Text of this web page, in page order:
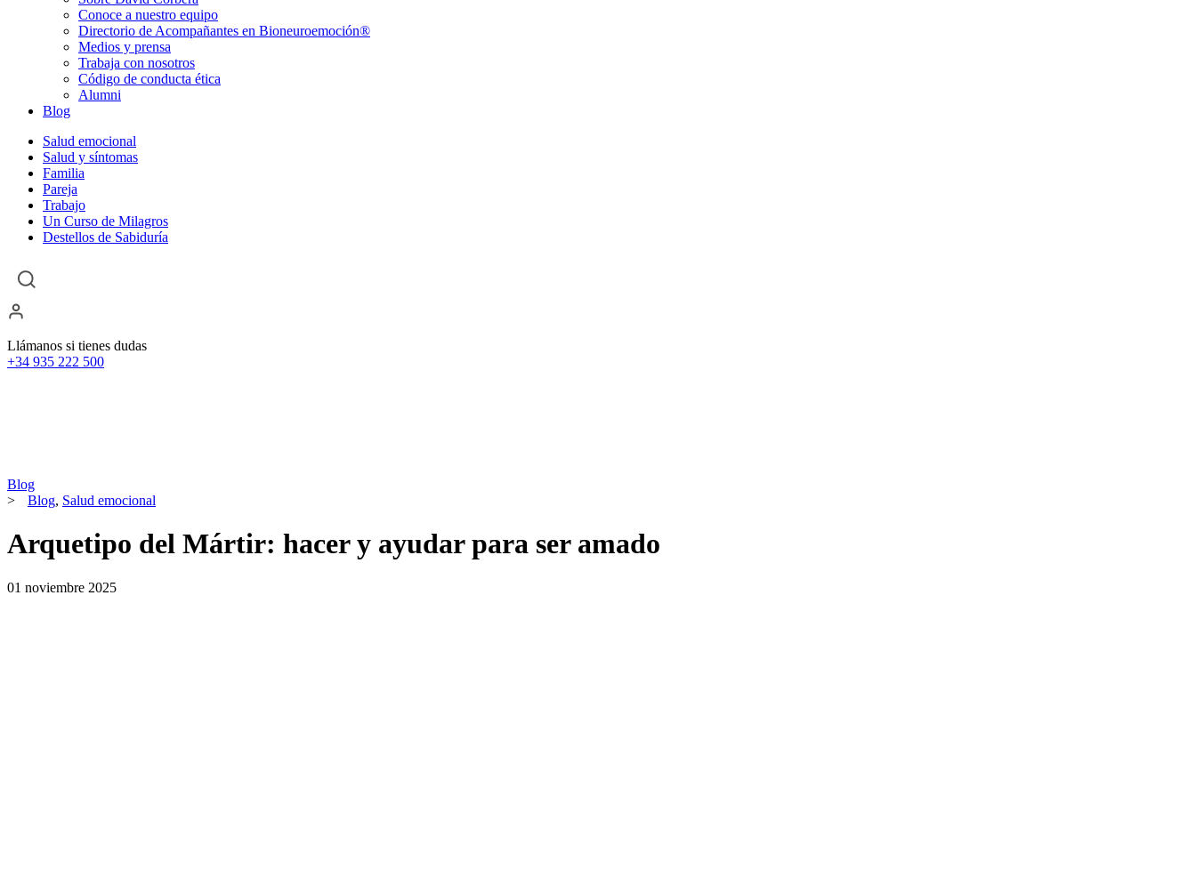
Conoce a nuestro equipo
Directorio de Acompañantes en Bioneuroemoción®
Medios y prensa
Trabaja con nosotros
Código de conducta ética
Alumni
Blog
Salud emocional
Salud y síntomas
Familia
Pareja
Trabajo
Un Curso de Milagros
Destellos de Sabiduría
Llámanos si tienes dudas
+34 935 222 500
Blog
>
Blog, Salud emocional
Arquetipo del Mártir: hacer y ayudar para ser amado
01 noviembre 2025